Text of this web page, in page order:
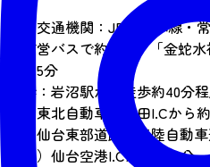
公共交通機関：JR東北本線・
ら市営バスで約15分、「金蛇
で約5分
徒歩：岩沼駅から徒歩約40分
車：東北自動車道村田I.Cから
仙台東部道路（三陸自動車
接続）仙台空港I.Cから約10分